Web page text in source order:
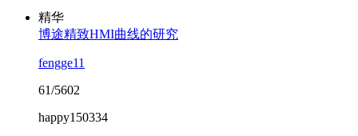
精华
博途精致HMI曲线的研究
fengge11
61/5602
happy150334